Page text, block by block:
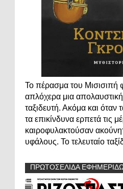
Το πέρασμα του Μισισιπή
απλόχερα μια
ταξιδευτή. Ακόμα και όταν
τα επικίνδυνα ερπετά τις
καιροφυλακτούσαν
υφάλους. Το τελευταίο
ΠΡΩΤΟΣΕΛΙΔΑ